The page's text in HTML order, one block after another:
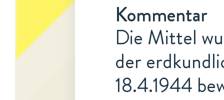
Kommentar
Die Mittel
der
18.4.1944